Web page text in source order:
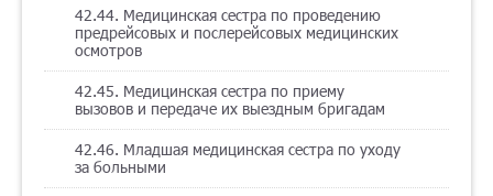
42.44. Медицинская сестра по проведению
предрейсовых и послерейсовых медицинских
осмотров
42.45. Медицинская сестра по приему
вызовов и передаче их выездным бригадам
42.46. Младшая медицинская сестра по уходу
за больными